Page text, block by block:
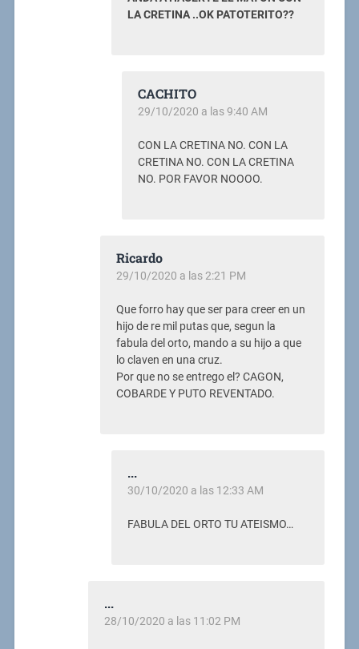
LA CRETINA ..OK PATOTERITO??
CACHITO
29/10/2020 a las 9:40 AM
CON LA CRETINA NO. CON LA
CRETINA NO. CON LA CRETINA
NO. POR FAVOR NOOOO.
Ricardo
29/10/2020 a las 2:21 PM
Que forro hay que ser para creer en un
hijo de re mil putas que, segun la
fabula del orto, mando a su hijo a que
lo claven en una cruz.
Por que no se entrego el? CAGON,
COBARDE Y PUTO REVENTADO.
...
30/10/2020 a las 12:33 AM
FABULA DEL ORTO TU ATEISMO…
...
28/10/2020 a las 11:02 PM